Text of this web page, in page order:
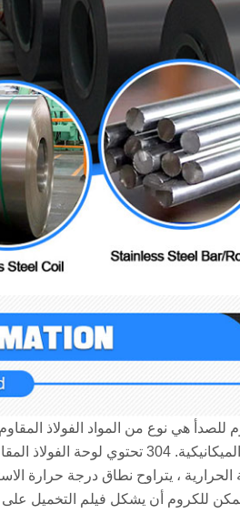
للصدأ هي نوع من المواد الفولاذ
الحرارة المنخفضة والخصائص
للكروم أن يشكل فيلم التخميل على